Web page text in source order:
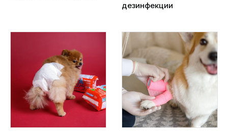
дезинфекции